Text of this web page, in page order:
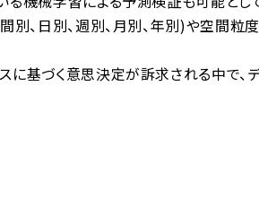
日別、週別、月別、年別)や空間粒
基づく意思決定が訴求される中で